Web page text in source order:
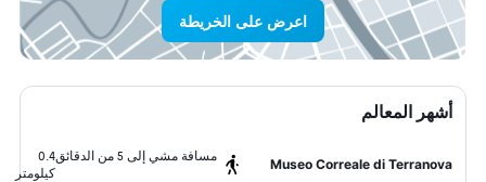
اعرض على الخريطة
أشهر المعالم
Museo Correale di Terranova
مسافة مشي إلى 5 من الدقائق
0.4
كيلومتر